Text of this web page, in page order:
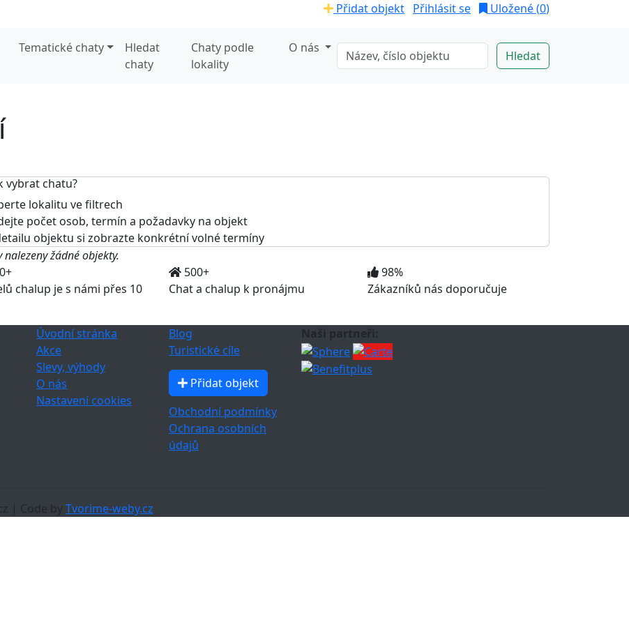
Přidat objekt Přihlásit se Uložené (0)
Tematické chaty
Hledat
chaty
Chaty podle
lokality
O nás
vybrat chatu?
lokalitu ve filtrech
počet osob, termín a požadavky na objekt
objektu si zobrazte konkrétní volné termíny
nalezeny žádné objekty.
chalup je s námi přes 10
500+
Chat a chalup k pronájmu
98%
Zákazníků nás doporučuje
Úvodní stránka
Akce
Slevy, výhody
O nás
Nastavení cookies
Blog
Turistické cíle
Přidat objekt
Obchodní podmínky
Ochrana osobních
údajů
Naši partneři:
| Code by Tvorime-weby.cz